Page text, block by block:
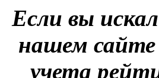
Если вы
нашем сайте
учета